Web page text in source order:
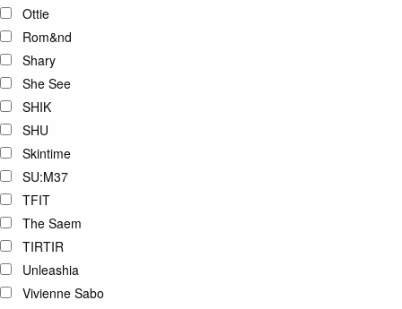
Ottie
Rom&nd
Shary
She See
SHIK
SHU
Skintime
SU:M37
TFIT
The Saem
TIRTIR
Unleashia
Vivienne Sabo